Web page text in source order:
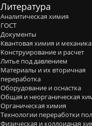
Литература
Аналитическая химия
ГОСТ
Документы
Квантовая химия и механика
Конструирование и расчет
Литье под давлением
Материалы и их вторичная
переработка
Оборудование и оснастка
Общая и неорганическая
Органическая химия
Технологии переработки
Физическая и коллоидная